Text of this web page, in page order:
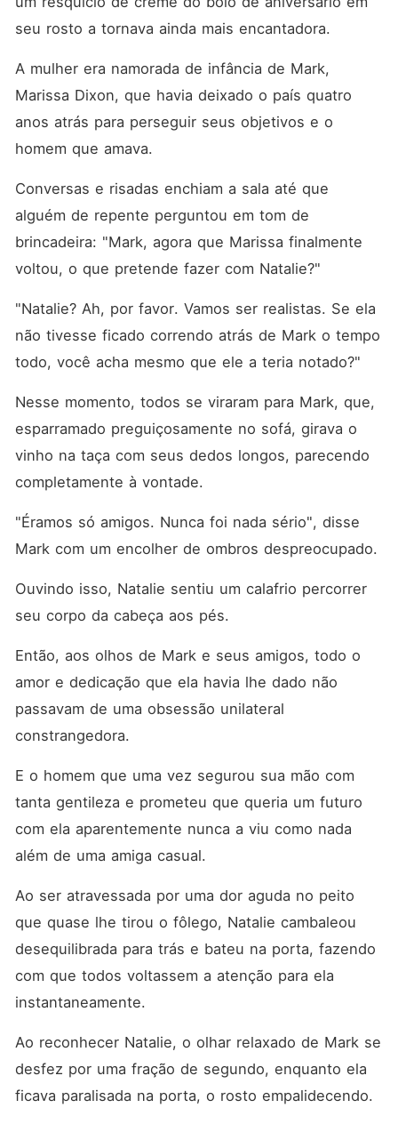
seu rosto a tornava ainda mais encantadora.
A mulher era namorada de infância de Mark,
Marissa Dixon, que havia deixado o país quatro
anos atrás para perseguir seus objetivos e o
homem que amava.
Conversas e risadas enchiam a sala até que
alguém de repente perguntou em tom de
brincadeira: "Mark, agora que Marissa finalmente
voltou, o que pretende fazer com Natalie?"
"Natalie? Ah, por favor. Vamos ser realistas. Se ela
não tivesse ficado correndo atrás de Mark o tempo
todo, você acha mesmo que ele a teria notado?"
Nesse momento, todos se viraram para Mark, que,
esparramado preguiçosamente no sofá, girava o
vinho na taça com seus dedos longos, parecendo
completamente à vontade.
"Éramos só amigos. Nunca foi nada sério", disse
Mark com um encolher de ombros despreocupado.
Ouvindo isso, Natalie sentiu um calafrio percorrer
seu corpo da cabeça aos pés.
Então, aos olhos de Mark e seus amigos, todo o
amor e dedicação que ela havia lhe dado não
passavam de uma obsessão unilateral
constrangedora.
E o homem que uma vez segurou sua mão com
tanta gentileza e prometeu que queria um futuro
com ela aparentemente nunca a viu como nada
além de uma amiga casual.
Ao ser atravessada por uma dor aguda no peito
que quase lhe tirou o fôlego, Natalie cambaleou
desequilibrada para trás e bateu na porta, fazendo
com que todos voltassem a atenção para ela
instantaneamente.
Ao reconhecer Natalie, o olhar relaxado de Mark se
desfez por uma fração de segundo, enquanto ela
ficava paralisada na porta, o rosto empalidecendo.